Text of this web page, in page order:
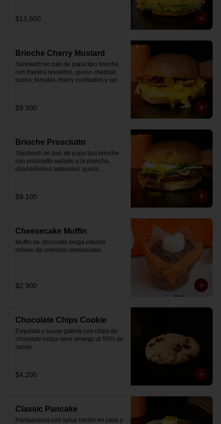
Se envía en bolsa delivery.
$13.500
Brioche Cherry Mustard
Sándwich en pan de papa tipo brioche
con huevos revueltos, queso cheddar,
tocino, tomates cherry confitados y salsa
$9.300
Brioche Prosciutto
Sándwich en pan de papa tipo brioche
con prosciutto sellado a la plancha,
champiñones salteados, queso
$9.100
Cheesecake Muffin
Muffin de chocolate belga intenso
relleno de cremoso cheesecake.
$2.900
Chocolate Chips Cookie
Exquisita y suave galleta con chips de
chocolate belga semi amargo al 55% de
cacao.
$4.200
Classic Pancake
Panqueques con syrup hecho en casa y